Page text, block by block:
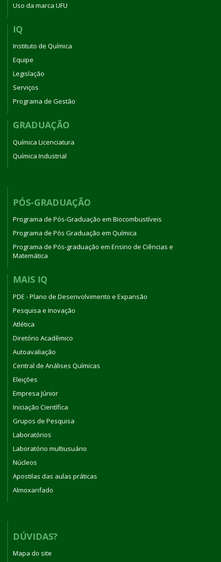
Uso da marca UFU
IQ
Instituto de Química
Equipe
Legislação
Serviços
Programa de Gestão
GRADUAÇÃO
Química Licenciatura
Química Industrial
PÓS-GRADUAÇÃO
Programa de Pós-Graduação em Biocombustíveis
Programa de Pós Graduação em Química
Programa de Pós-graduação em Ensino de Ciências e
Matemática
MAIS IQ
PDE - Plano de Desenvolvimento e Expansão
Pesquisa e Inovação
Atlética
Diretório Acadêmico
Autoavaliação
Central de Análises Químicas
Eleições
Empresa Júnior
Iniciação Científica
Grupos de Pesquisa
Laboratórios
Laboratório multiusuário
Núcleos
Apostilas das aulas práticas
Almoxarifado
DÚVIDAS?
Mapa do site